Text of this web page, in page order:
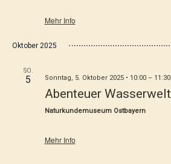
Mehr Info
Oktober 2025
SO.
5 Sonntag, 5. Oktober 2025 • 10:00– 11:30
Abenteuer Wasserwelt
Naturkundemuseum Ostbayern
Mehr Info